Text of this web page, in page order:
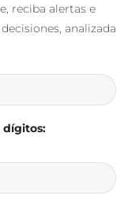
reciba alertas e
analizada
dígitos: